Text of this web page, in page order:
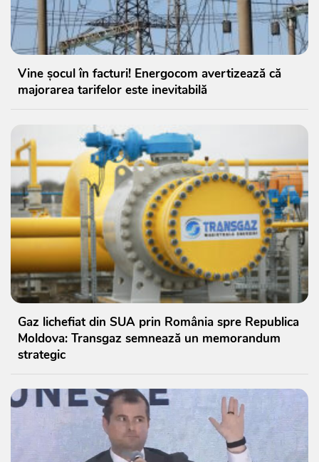
Vine șocul în facturi! Energocom avertizează că
majorarea tarifelor este inevitabilă
Gaz lichefiat din SUA prin România spre Republica
Moldova: Transgaz semnează un memorandum
strategic